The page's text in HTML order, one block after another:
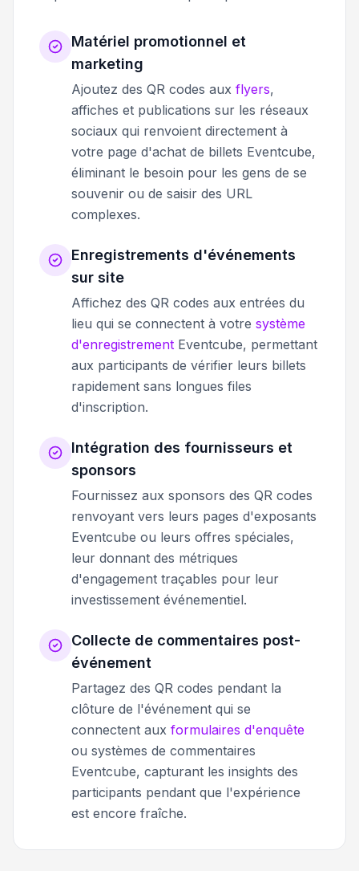
Matériel promotionnel et
marketing
Ajoutez des QR codes aux flyers,
affiches et publications sur les réseaux
sociaux qui renvoient directement à
votre page d'achat de billets Eventcube,
éliminant le besoin pour les gens de se
souvenir ou de saisir des URL
complexes.
Enregistrements d'événements
sur site
Affichez des QR codes aux entrées du
lieu qui se connectent à votre système
d'enregistrement Eventcube, permettant
aux participants de vérifier leurs billets
rapidement sans longues files
d'inscription.
Intégration des fournisseurs et
sponsors
Fournissez aux sponsors des QR codes
renvoyant vers leurs pages d'exposants
Eventcube ou leurs offres spéciales,
leur donnant des métriques
d'engagement traçables pour leur
investissement événementiel.
Collecte de commentaires post-
événement
Partagez des QR codes pendant la
clôture de l'événement qui se
connectent aux formulaires d'enquête
ou systèmes de commentaires
Eventcube, capturant les insights des
participants pendant que l'expérience
est encore fraîche.